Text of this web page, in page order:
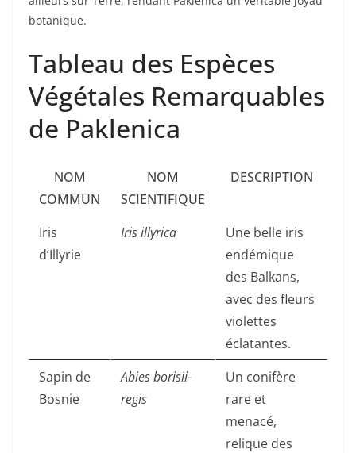
botanique.
Tableau des Espèces
Végétales Remarquables
de Paklenica
NOM
COMMUN
NOM
SCIENTIFIQUE
DESCRIPTION
Iris
d’Illyrie
Iris illyrica
Une belle iris
endémique
des Balkans,
avec des fleurs
violettes
éclatantes.
Sapin de
Bosnie
Abies borisii-
regis
Un conifère
rare et
menacé,
relique des